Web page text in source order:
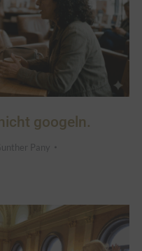
googeln.
Pany